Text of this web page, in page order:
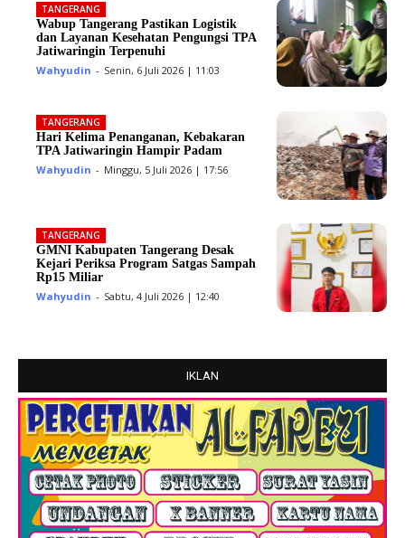
TANGERANG
Wabup Tangerang Pastikan Logistik
dan Layanan Kesehatan Pengungsi TPA
Jatiwaringin Terpenuhi
Wahyudin - Senin, 6 Juli 2026 | 11:03
TANGERANG
Hari Kelima Penanganan, Kebakaran
TPA Jatiwaringin Hampir Padam
Wahyudin - Minggu, 5 Juli 2026 | 17:56
TANGERANG
GMNI Kabupaten Tangerang Desak
Kejari Periksa Program Satgas Sampah
Rp15 Miliar
Wahyudin - Sabtu, 4 Juli 2026 | 12:40
IKLAN